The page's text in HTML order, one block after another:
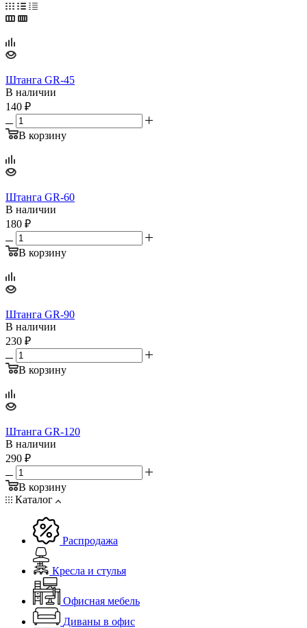
Штанга GR-45
В наличии
140 ₽
В корзину
Штанга GR-60
В наличии
180 ₽
В корзину
Штанга GR-90
В наличии
230 ₽
В корзину
Штанга GR-120
В наличии
290 ₽
В корзину
Каталог
Распродажа
Кресла и стулья
Офисная мебель
Диваны в офис